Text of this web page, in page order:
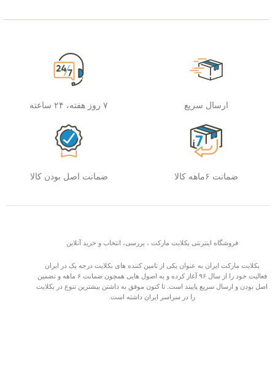
ارسال سریع ۷ روز هفته، ۲۴ ساعته
ضمانت ۶ماهه کالا ضمانت اصل بودن کالا
فروشگاه اینترنتی بکلایت مارکت ، بررسی، انتخاب و خرید آنلاین
بکلایت مارکت ایران به عنوان یکی از تامین کننده های بکلایت درجه یک در ایران
فعالیت خود را از سال ۹۶ آغاز کرده و به اصول هایی همچون ضمانت ۶ ماهه و تضمین
اصل بودن و ارسال سریع پایبند است. تا کنون موفق به داشتن بیشترین تنوع در بکلایت
را در سراسر ایران داشته است.